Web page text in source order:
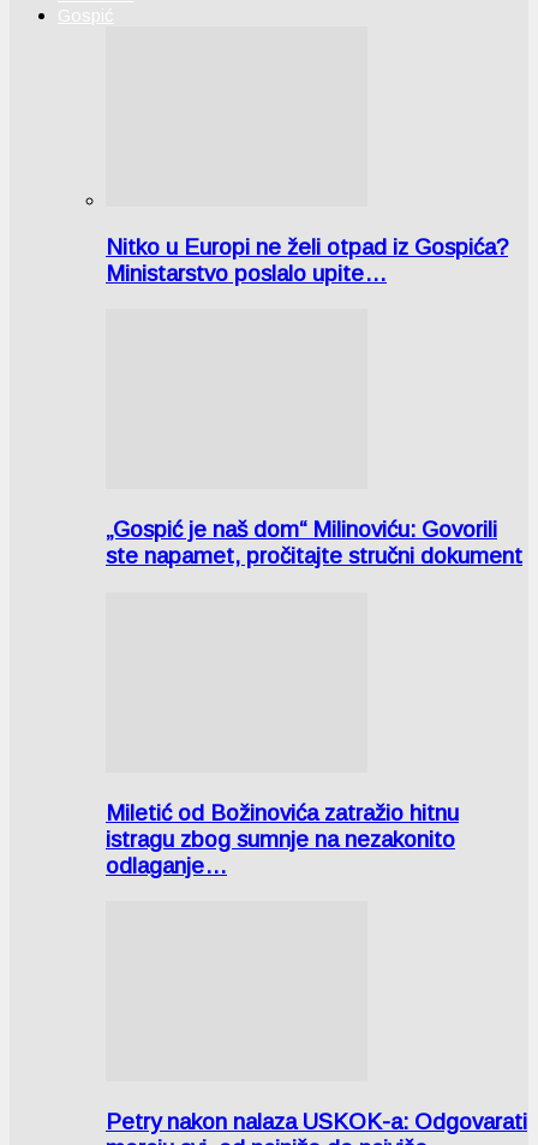
Gospić
Nitko u Europi ne želi otpad iz Gospića?
Ministarstvo poslalo upite…
„Gospić je naš dom“ Milinoviću: Govorili
ste napamet, pročitajte stručni dokument
Miletić od Božinovića zatražio hitnu
istragu zbog sumnje na nezakonito
odlaganje…
Petry nakon nalaza USKOK-a: Odgovarati